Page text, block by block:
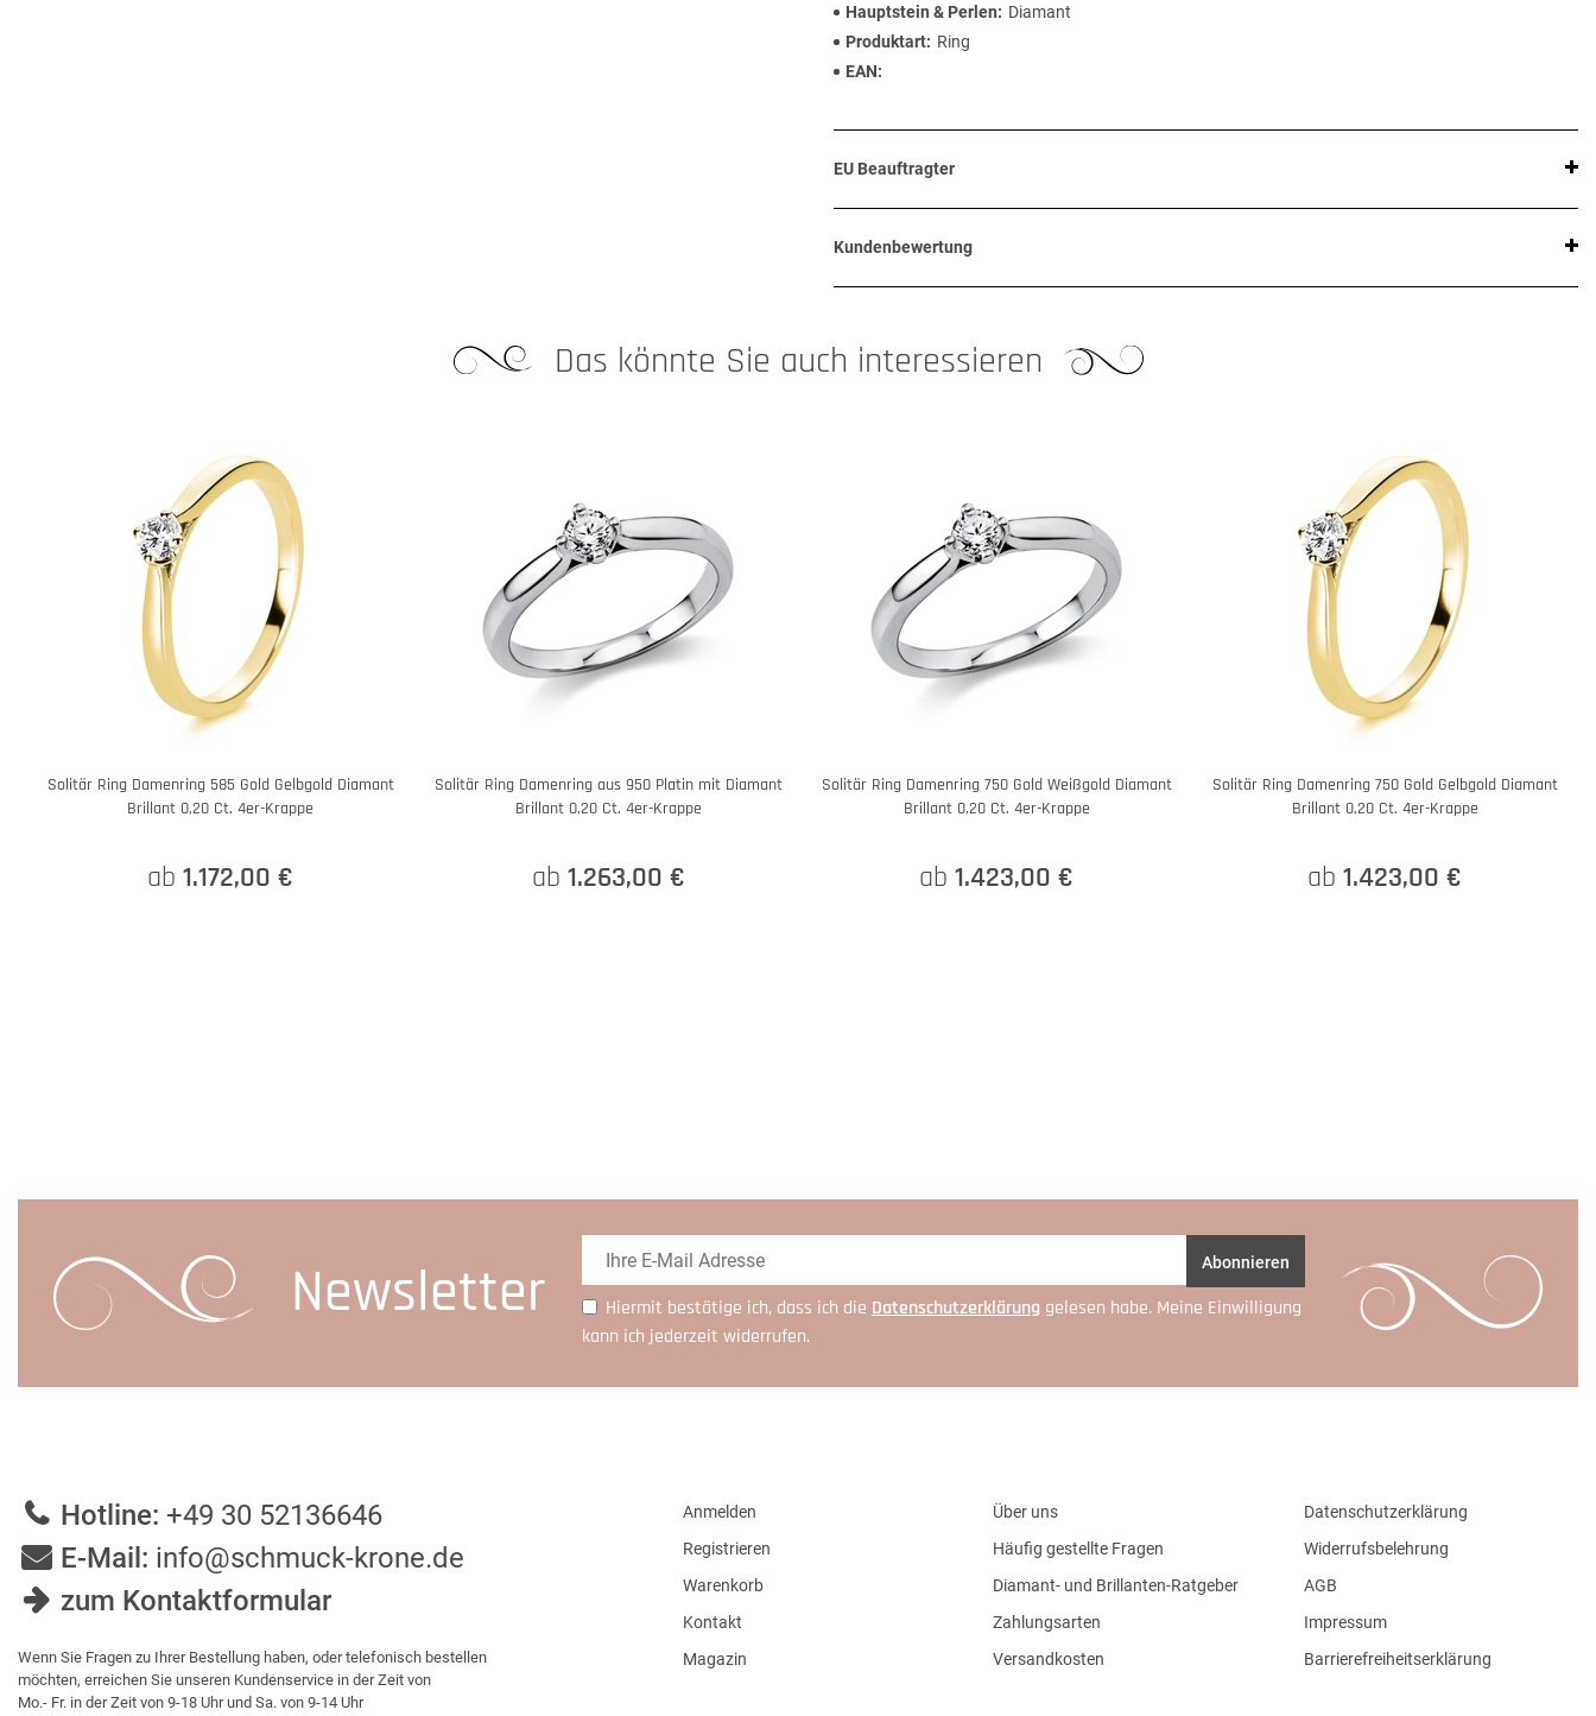
Hauptstein & Perlen
Diamant
Produktart
Ring
EAN
EU Beauftragter
Kundenbewertung
Das könnte Sie auch interessieren
Solitär Ring Damenring 585 Gold Gelbgold Diamant
Brillant 0,20 Ct. 4er-Krappe
ab1.172,00 €
Solitär Ring Damenring aus 950 Platin mit Diamant
Brillant 0,20 Ct. 4er-Krappe
ab1.263,00 €
Solitär Ring Damenring 750 Gold Weißgold Diamant
Brillant 0,20 Ct. 4er-Krappe
ab1.423,00 €
Solitär Ring Damenring 750 Gold Gelbgold Diamant
Brillant 0,20 Ct. 4er-Krappe
ab1.423,00 €
Newsletter Abonnieren
Hiermit bestätige ich, dass ich die Daten­schutz­erklärung gelesen habe. Meine Einwilligung
kann ich jederzeit widerrufen.
Hotline: +49 30 52136646
E-Mail: info@schmuck-krone.de
zum Kontaktformular
Wenn Sie Fragen zu Ihrer Bestellung haben, oder telefonisch bestellen
möchten, erreichen Sie unseren Kundenservice in der Zeit von
Mo.- Fr. in der Zeit von 9-18 Uhr und Sa. von 9-14 Uhr
Anmelden
Registrieren
Warenkorb
Kontakt
Magazin
Über uns
Häufig gestellte Fragen
Diamant- und Brillanten-Ratgeber
Zahlungsarten
Versandkosten
Datenschutzerklärung
Widerrufsbelehrung
AGB
Impressum
Barrierefreiheitserklärung